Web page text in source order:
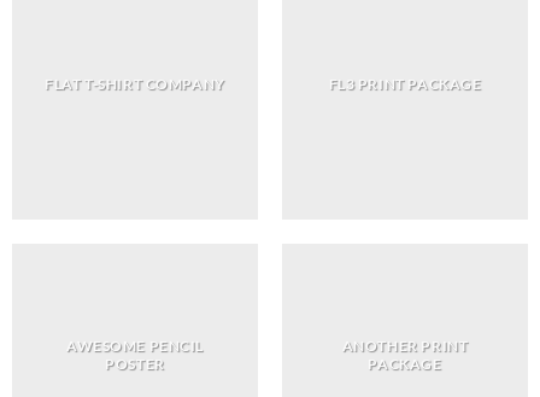
FLAT T-SHIRT COMPANY FL3 PRINT PACKAGE
AWESOME PENCIL
POSTER
ANOTHER PRINT
PACKAGE